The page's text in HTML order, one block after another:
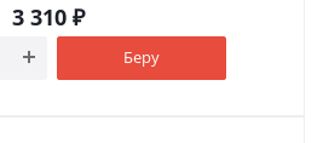
3 310₽
Беру